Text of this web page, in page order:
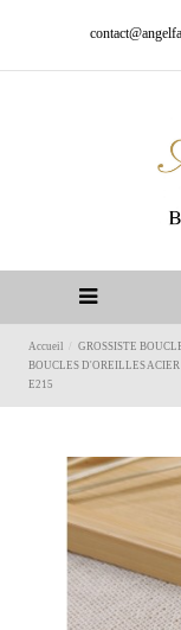
Accueil GROSSISTE
BOUCLES D'OREILLES
E215